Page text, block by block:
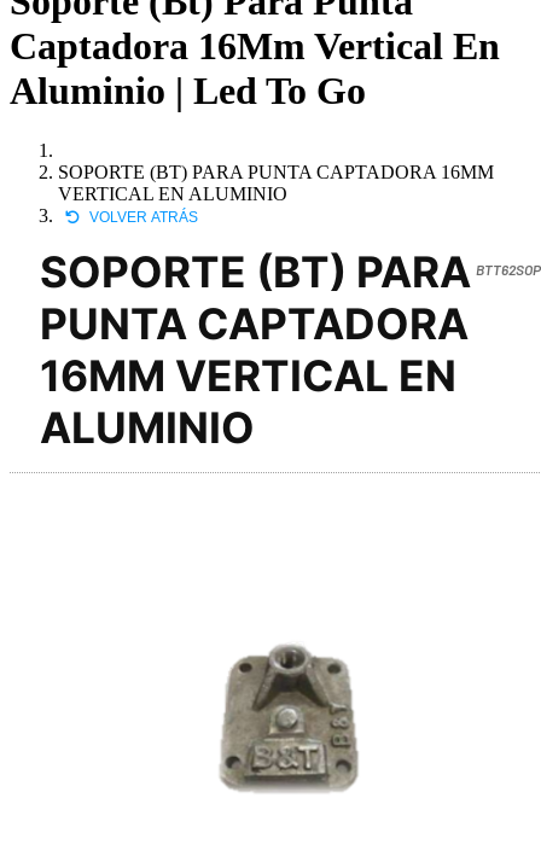
Captadora 16Mm Vertical En
Aluminio | Led To Go
SOPORTE (BT) PARA PUNTA CAPTADORA 16MM
VERTICAL EN ALUMINIO
VOLVER ATRÁS
SOPORTE (BT) PARA
PUNTA CAPTADORA
16MM VERTICAL EN
ALUMINIO